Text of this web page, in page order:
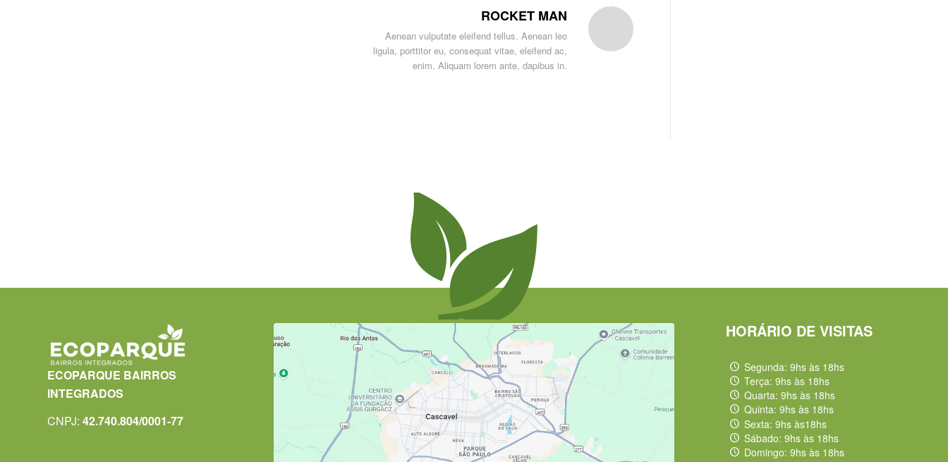
ROCKET MAN
Aenean vulputate eleifend tellus. Aenean leo
ligula, porttitor eu, consequat vitae, eleifend ac,
enim. Aliquam lorem ante, dapibus in.
ECOPARQUE BAIRROS
INTEGRADOS
CNPJ: 42.740.804/0001-77
HORÁRIO DE VISITAS
Segunda: 9hs às 18hs
Terça: 9hs às 18hs
Quarta: 9hs às 18hs
Quinta: 9hs às 18hs
Sexta: 9hs às18hs
Sábado: 9hs às 18hs
Domingo: 9hs às 18hs